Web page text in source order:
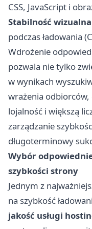
CSS, JavaScript i
Stabilność wizualna
podczas ładowania
Wdrożenie
pozwala nie tylko
w wynikach
wrażenia odbiorców,
lojalność i większą
zarządzanie
długoterminowy
Wybór
szybkości strony
Jednym z
na szybkość
jakość usługi